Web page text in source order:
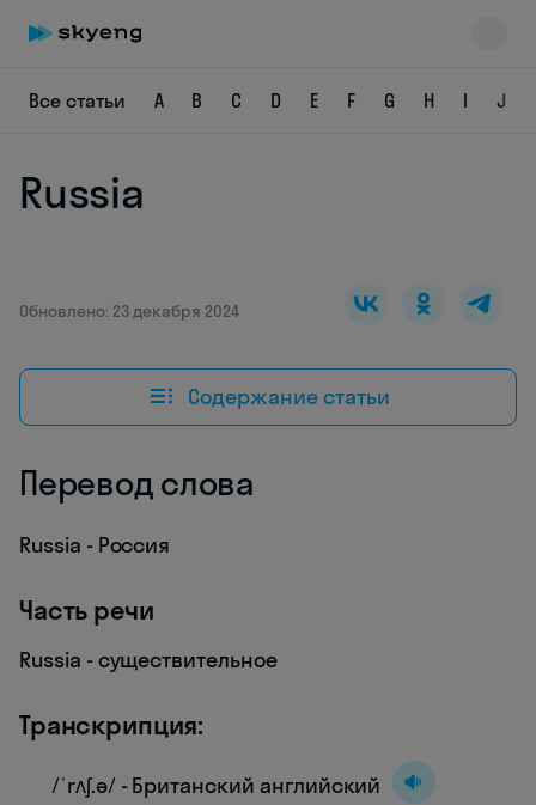
Все статьи A B C D E F G H I J
Russia
Обновлено: 23 декабря 2024
Содержание статьи
Перевод слова
Russia - Россия
Часть речи
Russia - существительное
Транскрипция:
/ˈrʌʃ.ə/ - Британский английский